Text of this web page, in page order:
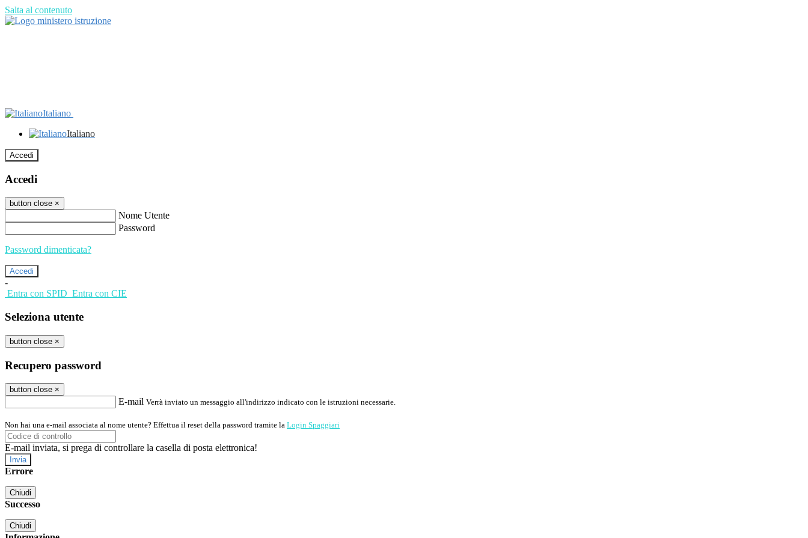
Salta al contenuto
Italiano
Italiano
Accedi
Accedi
button close ×
Nome Utente
Password
Password dimenticata?
-
Entra con SPID Entra con CIE
Seleziona utente
button close ×
Recupero password
button close ×
E-mail Verrà inviato un messaggio all'indirizzo indicato con le istruzioni necessarie.
Non hai una e-mail associata al nome utente? Effettua il reset della password tramite la Login Spaggiari
E-mail inviata, si prega di controllare la casella di posta elettronica!
Errore
Chiudi
Successo
Chiudi